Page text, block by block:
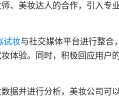
、美妆达人的合作，引入专
试妆与社交媒体平台进行整合
体验。同时，积极回应用户
据并进行分析，美妆公司可